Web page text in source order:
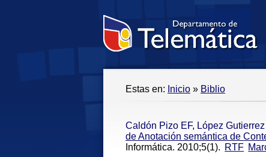
Estas en: Inicio » Biblio
Caldón Pizo EF, López
de Anotación semántica de
Informática. 2010;5(1). RTF